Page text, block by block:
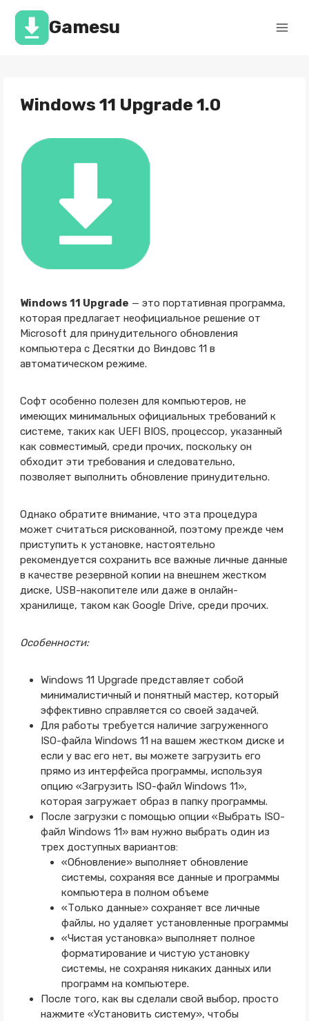
Перейти
содержимомуGamesu
Windows 11 Upgrade 1.0
Windows 11 Upgrade — это портативная программа,
которая предлагает неофициальное решение от
Microsoft для принудительного обновления
компьютера с Десятки до Виндовс 11 в
автоматическом режиме.
Софт особенно полезен для компьютеров, не
имеющих минимальных официальных требований к
системе, таких как UEFI BIOS, процессор, указанный
как совместимый, среди прочих, поскольку он
обходит эти требования и следовательно,
позволяет выполнить обновление принудительно.
Однако обратите внимание, что эта процедура
может считаться рискованной, поэтому прежде чем
приступить к установке, настоятельно
рекомендуется сохранить все важные личные данные
в качестве резервной копии на внешнем жестком
диске, USB-накопителе или даже в онлайн-
хранилище, таком как Google Drive, среди прочих.
Особенности:
Windows 11 Upgrade представляет собой
минималистичный и понятный мастер, который
эффективно справляется со своей задачей.
Для работы требуется наличие загруженного
ISO-файла Windows 11 на вашем жестком диске и
если у вас его нет, вы можете загрузить его
прямо из интерфейса программы, используя
опцию «Загрузить ISO-файл Windows 11»,
которая загружает образ в папку программы.
После загрузки с помощью опции «Выбрать ISO-
файл Windows 11» вам нужно выбрать один из
трех доступных вариантов:
«Обновление» выполняет обновление
системы, сохраняя все данные и программы
компьютера в полном объеме
«Только данные» сохраняет все личные
файлы, но удаляет установленные программы
«Чистая установка» выполняет полное
форматирование и чистую установку
системы, не сохраняя никаких данных или
программ на компьютере.
После того, как вы сделали свой выбор, просто
нажмите «Установить систему», чтобы